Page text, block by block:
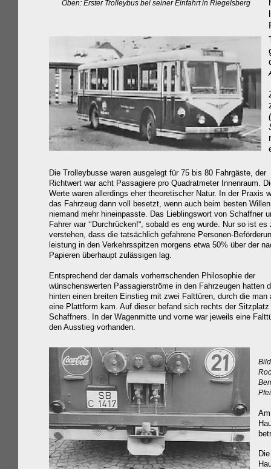
Oben: Erster Trolleybus bei seiner Einfahrt in Riegelsberg
Die Trolleybusse waren ausgelegt für 75 bis 80 Fahrgäste, der
Richtwert war acht Passagiere pro Quadratmeter Innenraum.
Werte waren allerdings eher theoretischer Natur. In der Praxis
das Fahrzeug dann voll besetzt, wenn auch beim besten Willen
niemand mehr hineinpasste. Das Lieblingswort von Schaffner
Fahrer war ‘‘Durchrücken!“, sobald es eng wurde. Nur so ist es
verstehen, dass die tatsächlich gefahrene Personen-
leistung in den Verkehrsspitzen morgens etwa 50% über der
Papieren überhaupt zulässigen lag.
Entsprechend der damals vorherrschenden Philosophie der
wünschenswerten Passagierströme in den Fahrzeugen hatten
hinten einen breiten Einstieg mit zwei Falttüren, durch die man
eine Plattform kam. Auf dieser befand sich rechts der Sitzplatz
Schaffners. In der Wagenmitte und vorne war jeweils eine
den Ausstieg vorhanden.